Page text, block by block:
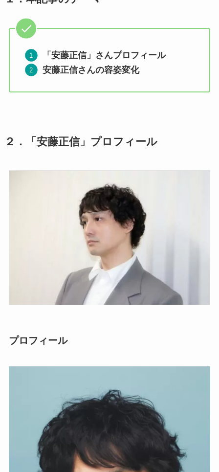
「安藤正信」さんプロフィール
安藤正信さんの容姿変化
２．「 安藤正信」 プロフィール
プロフィール